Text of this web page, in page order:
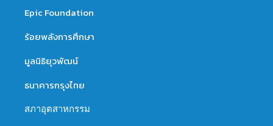
Epic Foundation
ร้อยพลังการศึกษา
มูลนิธิยุวพัฒน์
ธนาคารกรุงไทย
สภาอุตสาหกรรม